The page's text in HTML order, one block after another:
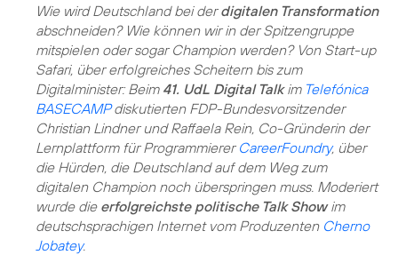
Wie wird Deutschland bei derdigitalen Transformation
abschneiden? Wie können wir in der Spitzengruppe
mitspielen oder sogar Champion werden? Von Start-up
Safari, über erfolgreiches Scheitern bis zum
Digitalminister: Beim 41. UdL Digital Talkim Telefónica
BASECAMPdiskutierten FDP-Bundesvorsitzender
Christian Lindner und Raffaela Rein, Co-Gründerin der
Lernplattform für Programmierer CareerFoundry, über
die Hürden, die Deutschland auf dem Weg zum
digitalen Champion noch überspringen muss. Moderiert
wurde die erfolgreichste politische Talk Showim
deutschsprachigen Internet vom Produzenten Cherno
Jobatey.